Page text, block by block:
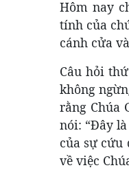
Hôm nay
tính của
cánh cửa
Câu hỏi
không
rằng Chúa
nói: “Đây
của sự cứu
về việc